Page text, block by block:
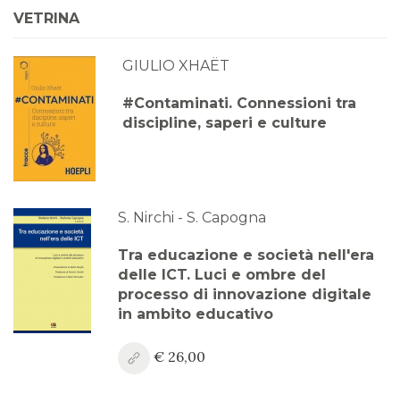
VETRINA
GIULIO XHAËT
#Contaminati. Connessioni tra
discipline, saperi e culture
S. Nirchi - S. Capogna
Tra educazione e società nell'era
delle ICT. Luci e ombre del
processo di innovazione digitale
in ambito educativo
€ 26,00